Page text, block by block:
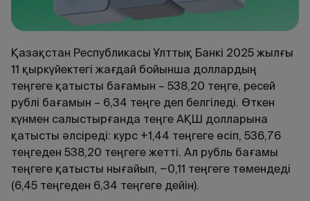
Қазақстан Республикасы Ұлттық Банкі 2025 жылғы
11 қыркүйектегі жағдай бойынша доллардың
теңгеге қатысты бағамын – 538,20 теңге, ресей
рублі бағамын – 6,34 теңге деп белгіледі. Өткен
күнмен салыстырғанда теңге АҚШ долларына
қатысты әлсіреді: курс +1,44 теңгеге өсіп, 536,76
теңгеден 538,20 теңгеге жетті. Ал рубль бағамы
теңгеге қатысты нығайып, −0,11 теңгеге төмендеді
(6,45 теңгеден 6,34 теңгеге дейін).